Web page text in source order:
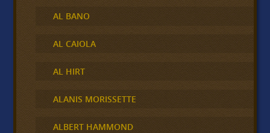
AL BANO
AL CAIOLA
AL HIRT
ALANIS MORISSETTE
ALBERT HAMMOND